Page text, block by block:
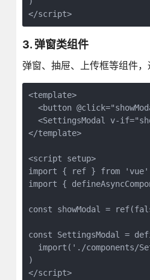
</script>
3. 弹窗类组件
弹窗、抽屉、上传框等组件
<template>
<button
<SettingsModal v-
</template>
<script setup>
import { ref } from 'vue'
import {
const showModal =
const SettingsModal =
import('./components/
)
</script>